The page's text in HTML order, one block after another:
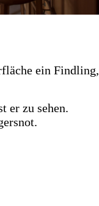
ein Findling,
er zu sehen.